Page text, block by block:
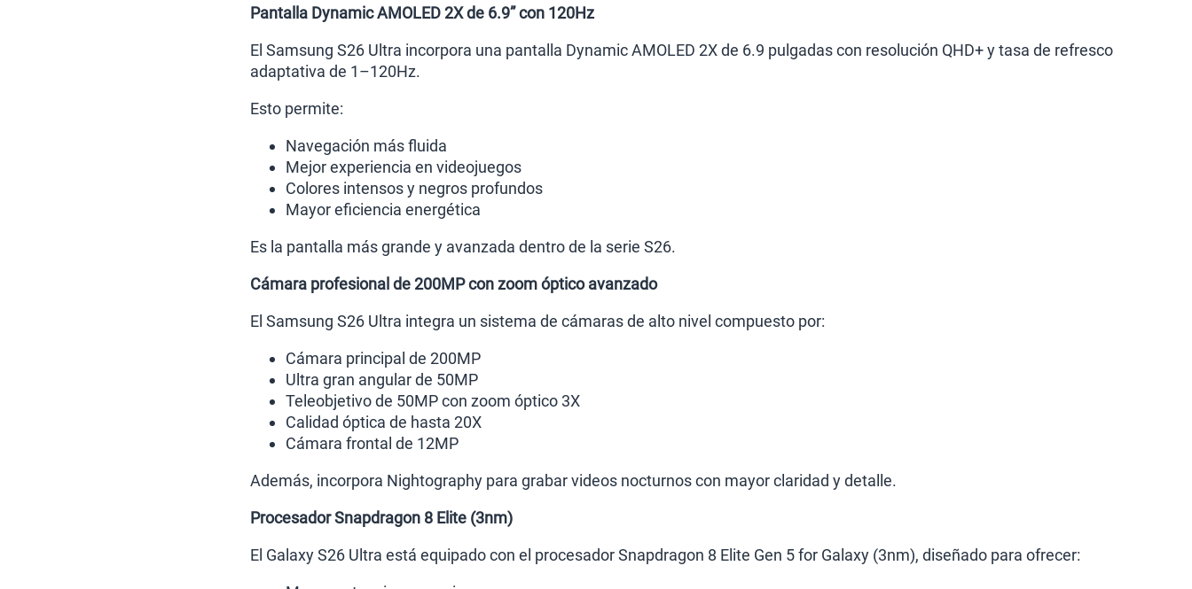
Pantalla Dynamic AMOLED 2X de 6.9” con 120Hz
El Samsung S26 Ultra incorpora una pantalla Dynamic AMOLED 2X de 6.9 pulgadas con resolución QHD+ y tasa de refresco
adaptativa de 1–120Hz.
Esto permite:
Navegación más fluida
Mejor experiencia en videojuegos
Colores intensos y negros profundos
Mayor eficiencia energética
Es la pantalla más grande y avanzada dentro de la serie S26.
Cámara profesional de 200MP con zoom óptico avanzado
El Samsung S26 Ultra integra un sistema de cámaras de alto nivel compuesto por:
Cámara principal de 200MP
Ultra gran angular de 50MP
Teleobjetivo de 50MP con zoom óptico 3X
Calidad óptica de hasta 20X
Cámara frontal de 12MP
Además, incorpora Nightography para grabar videos nocturnos con mayor claridad y detalle.
Procesador Snapdragon 8 Elite (3nm)
El Galaxy S26 Ultra está equipado con el procesador Snapdragon 8 Elite Gen 5 for Galaxy (3nm), diseñado para ofrecer: